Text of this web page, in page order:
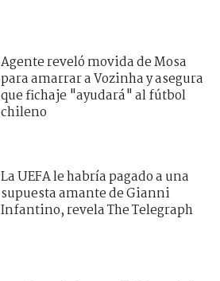
Agente reveló movida de Mosa
para amarrar a Vozinha y asegura
que fichaje "ayudará" al fútbol
chileno
La UEFA le habría pagado a una
supuesta amante de Gianni
Infantino, revela The Telegraph